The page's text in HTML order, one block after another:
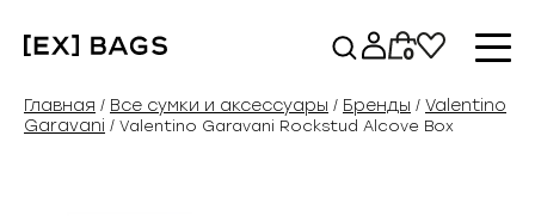
содержимому
0
Главная / Все сумки и аксессуары / Бренды / Valentino
Garavani / Valentino Garavani Rockstud Alcove Box